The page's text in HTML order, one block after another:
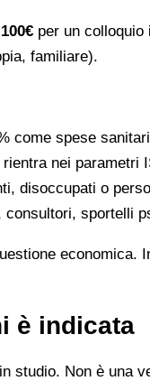
per un
familiare).
come spese
nei parametri
disoccupati o
sportelli
è indicata
Non è una